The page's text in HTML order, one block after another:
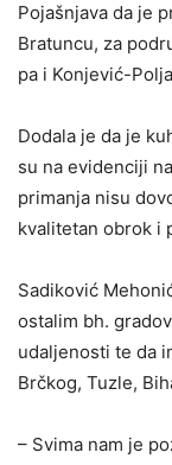
Pojašnjava da je
Bratuncu, za
pa i Konjević-
Dodala je da je
su na evidenciji
primanja nisu
kvalitetan obrok i
Sadiković
ostalim bh.
udaljenosti te da
Brčkog, Tuzle,
– Svima nam je